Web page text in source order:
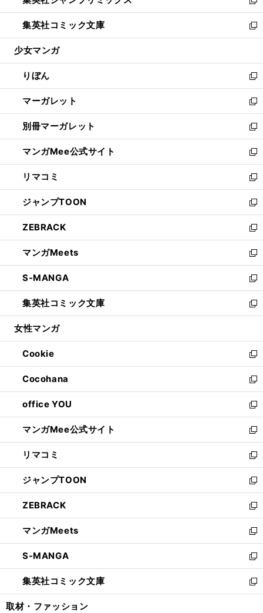
開
く
ウ
で
開
ン
ド
ウ
開
く
ウ
ィ
ン
ウ
で
開
く
新
し
い
ウ
ン
ド
ウ
で
開
く
集英社コミック文庫
新
し
ウ
ィ
ン
ド
ウ
で
開
く
少女マンガ
りぼん
新
し
い
ウ
ィ
ン
ド
ウ
で
開
く
マーガレット
新
し
い
ウ
ィ
ン
ド
ウ
で
開
く
別冊マーガレット
新
し
い
ウ
ィ
ン
ド
ウ
で
開
く
マンガMee公式サイト
新
し
い
ウ
ィ
ン
ド
ウ
で
開
く
リマコミ
新
し
い
ウ
ィ
ン
ド
ウ
で
開
く
ジャンプTOON
新
し
い
ウ
ィ
ン
ド
ウ
で
開
ZEBRACK
新
し
い
ウ
ィ
ン
ド
ウ
開
く
マンガMeets
新
し
い
ウ
ィ
ン
ウ
で
開
く
S-MANGA
新
し
い
ウ
ン
ド
ウ
で
開
く
集英社コミック文庫
新
し
ウ
ィ
ン
ド
ウ
で
開
く
女性マンガ
Cookie
新
し
い
ウ
ィ
ン
ド
ウ
で
開
く
Cocohana
新
し
い
ウ
ィ
ン
ド
ウ
で
開
く
office YOU
新
し
い
ウ
ィ
ン
ド
ウ
で
開
く
マンガMee公式サイト
新
し
い
ウ
ィ
ン
ド
ウ
で
開
く
リマコミ
新
し
い
ウ
ィ
ン
ド
ウ
で
開
く
ジャンプTOON
新
し
い
ウ
ィ
ン
ド
ウ
で
開
ZEBRACK
新
し
い
ウ
ィ
ン
ド
ウ
マンガMeets
新
し
い
ウ
ィ
ン
S-MANGA
新
し
い
ウ
集英社コミック文庫
新
し
取材・ファッション